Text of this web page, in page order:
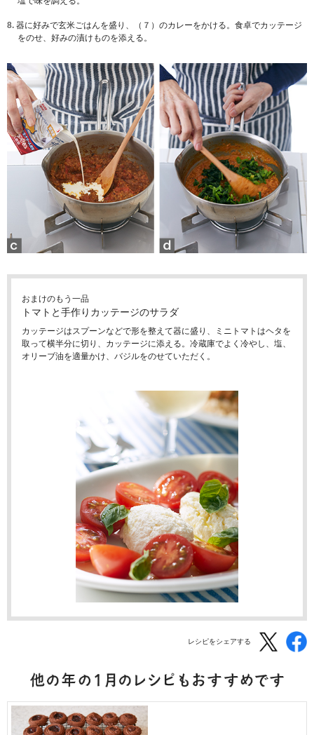
8. 器に好みで玄米ごはんを盛り、（７）のカレーをかける。食卓でカッテージ
をのせ、好みの漬けものを添える。
おまけのもう一品
トマトと手作りカッテージのサラダ
カッテージはスプーンなどで形を整えて器に盛り、ミニトマトはヘタを
取って横半分に切り、カッテージに添える。冷蔵庫でよく冷やし、塩、
オリーブ油を適量かけ、バジルをのせていただく。
レシピをシェアする